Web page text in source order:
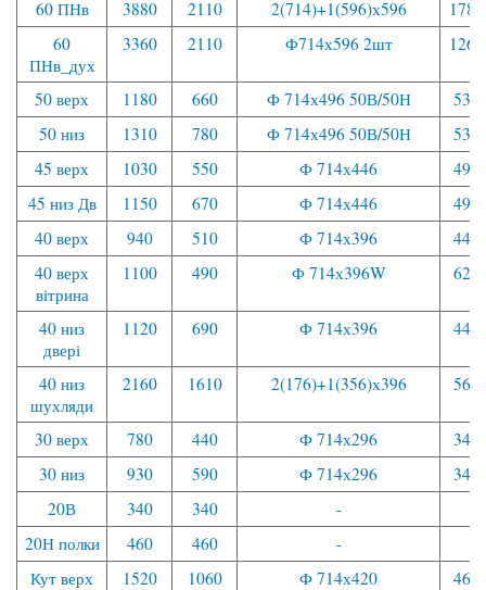
60 ПНв 3880 2110 2(714)+1(596)х596
1780
60
ПНв_дух
3360 2110 Ф714х596 2шт 1260
50 верх 1180 660 Ф 714х496 50В/50Н
530
50 низ
1310 780 Ф 714х496 50В/50Н
530
45 верх
1030 550 Ф 714х446
490
45 низ Дв
1150 670 Ф 714х446
490
40 верх
940 510 Ф 714х396
440
40 верх
вітрина
1100 490 Ф 714х396W 620
40 низ
двері
1120 690 Ф 714х396 440
40 низ
шухляди
2160 1610 2(176)+1(356)х396 560
30 верх 780 440 Ф 714х296
340
30 низ
930 590 Ф 714х296
340
20В
340 340
-
20Н полки
460 460
-
Кут верх
1520 1060 Ф 714х420
460